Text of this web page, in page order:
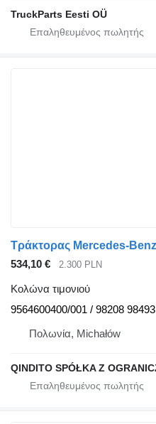
TruckParts Eesti OÜ
534,10 € 2.300 PLN
Κολώνα τιμονιού
9564600400/001 / 98208 98493
Πολωνία, Michałów